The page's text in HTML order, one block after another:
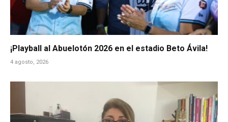
¡Playball al Abuelotón 2026 en el estadio Beto Ávila!
4 agosto, 2026